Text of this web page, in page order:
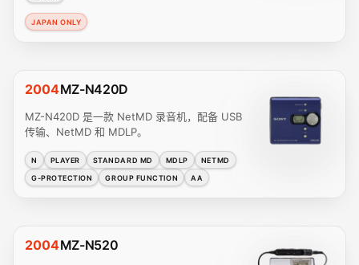
JAPAN ONLY
2004MZ-N420D
MZ-N420D 是一款 NetMD 录音机，配备 USB
传输、NetMD 和 MDLP。
N PLAYER STANDARD MD MDLP
NETMD
G-PROTECTION
GROUP FUNCTION AA
2004MZ-N520